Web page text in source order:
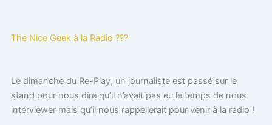
The Nice Geek à la Radio ???
Le dimanche du Re-Play, un journaliste est passé sur le
stand pour nous dire qu’il n’avait pas eu le temps de nous
interviewer mais qu’il nous rappellerait pour venir à la radio !